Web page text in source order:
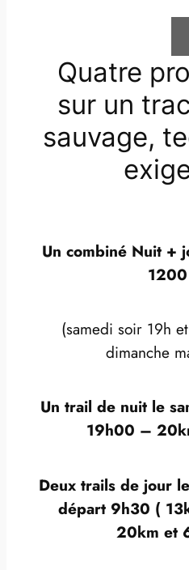
Quatre
sur un
sauvage,
Un combiné Nuit +
(samedi soir 19h
dimanche
Un trail de nuit le
19h00 –
Deux trails de jour
départ 9h30 (
20km et